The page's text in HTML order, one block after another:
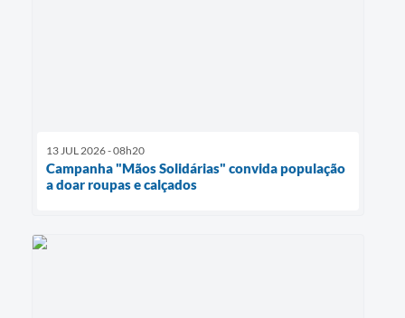
13 JUL 2026 - 08h20
Campanha "Mãos Solidárias" convida população
a doar roupas e calçados